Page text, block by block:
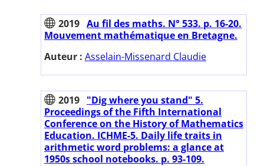
2019 Au fil des maths. N° 533. p. 16-20.
Mouvement mathématique en Bretagne.
Auteur : Asselain-Missenard Claudie
2019 "Dig where you stand" 5.
Proceedings of the Fifth International
Conference on the History of Mathematics
Education. ICHME-5. Daily life traits in
arithmetic word problems: a glance at
1950s school notebooks. p. 93-109.